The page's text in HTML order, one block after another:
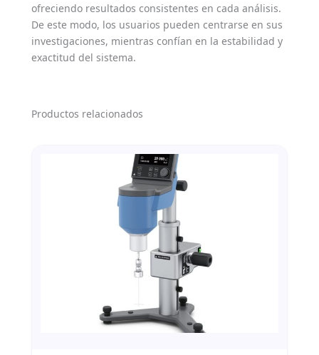
ofreciendo resultados consistentes en cada análisis.
De este modo, los usuarios pueden centrarse en sus
investigaciones, mientras confían en la estabilidad y
exactitud del sistema.
Productos relacionados